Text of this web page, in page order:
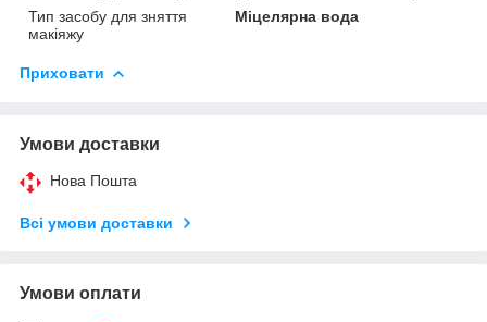
Тип засобу для зняття
макіяжу
Міцелярна вода
Приховати
Умови доставки
Нова Пошта
Всі умови доставки
Умови оплати